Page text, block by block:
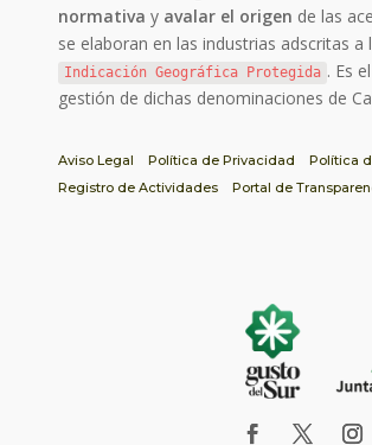
normativa y avalar el origen de las
se elaboran en las industrias adscritas a
Indicación Geográfica Protegida . Es
gestión de dichas denominaciones de
Aviso Legal Política de Privacidad
Política
Registro de Actividades
Portal de